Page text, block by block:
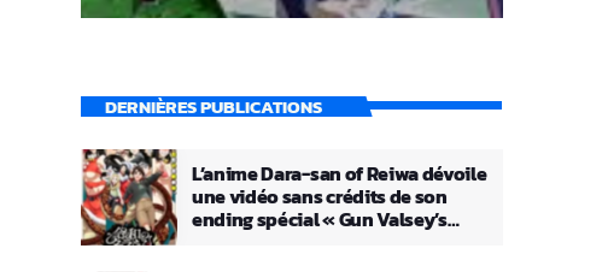
DERNIÈRES PUBLICATIONS
L’anime Dara-san of Reiwa dévoile
une vidéo sans crédits de son
ending spécial « Gun Valsey’s